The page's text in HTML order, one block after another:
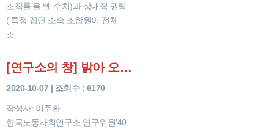
조직률’을 뺀 수치)과 상대적 권력
(‘특정 집단 소속 조합원이 전체
조…
[연구소의 창] 밝아 오는 초기업노조 전성시대
2020-10-07 | 조회수 : 6170
작성자: 이주환
한국노동사회연구소 연구위원‘40